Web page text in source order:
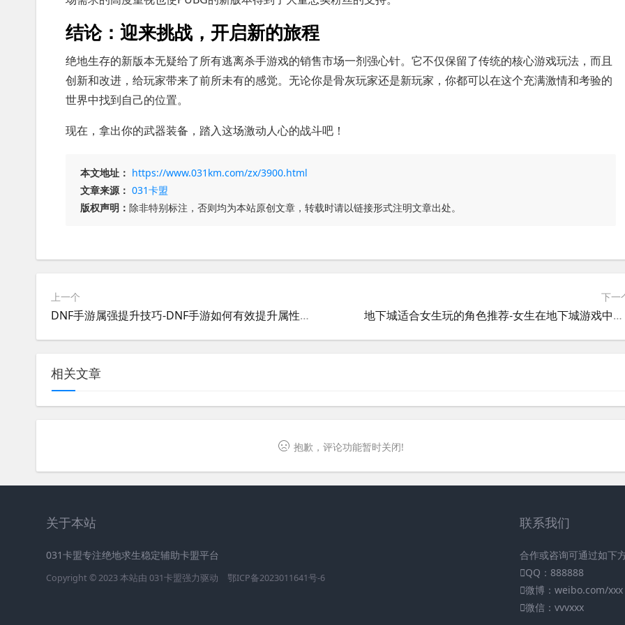
结论：迎来挑战，开启新的旅程
绝地生存的新版本无疑给了所有逃离杀手游戏的销售市场一剂强心针。它不仅保留了传统的核心游戏玩法，而且
创新和改进，给玩家带来了前所未有的感觉。无论你是骨灰玩家还是新玩家，你都可以在这个充满激情和考验的
世界中找到自己的位置。
现在，拿出你的武器装备，踏入这场激动人心的战斗吧！
本文地址： https://www.031km.com/zx/3900.html
文章来源： 031卡盟
版权声明： 除非特别标注，否则均为本站原创文章，转载时请以链接形式注明文章出处。
上一个
DNF手游属强提升技巧-DNF手游如何有效提升属性强化
下一
地下城适合女生玩的角色推荐-女生在地下城游戏中最适合选择的角色有哪些
相关文章
抱歉，评论功能暂时关闭!
关于本站
031卡盟专注绝地求生稳定辅助卡盟平台
Copyright © 2023 本站由 031卡盟强力驱动 鄂ICP备2023011641号-6
联系我们
合作或咨询可通过如下
QQ：888888
微博：weibo.com/xxx
微信：vvvxxx